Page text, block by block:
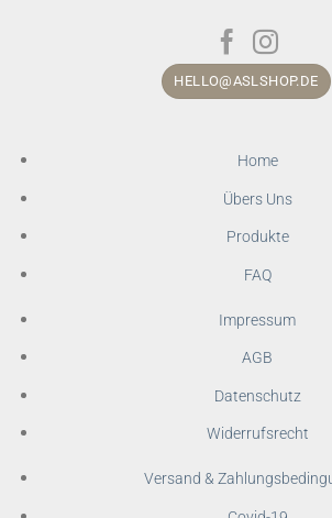
HELLO@ASLSHOP.DE
Home
Übers Uns
Produkte
FAQ
Impressum
AGB
Datenschutz
Widerrufsrecht
Versand &